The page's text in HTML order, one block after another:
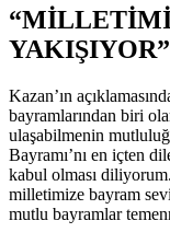
YAKIŞIYOR”
Kazan’ın
bayramlarından biri
ulaşabilmenin
Bayramı’nı en içten
kabul olması
milletimize bayram
mutlu bayramlar